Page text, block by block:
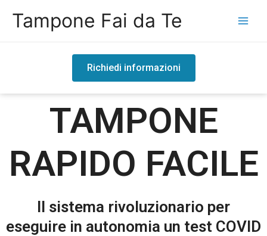
Tampone Fai da Te
Richiedi informazioni
TAMPONE
RAPIDO FACILE
Il sistema rivoluzionario per
eseguire in autonomia un test COVID